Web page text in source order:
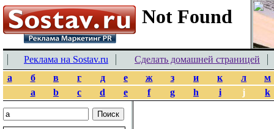
Реклама на Sostav.ru
Сделать домашней страницей
а
б в г д е ж з и к л
м
a
b c d e f g h i j k